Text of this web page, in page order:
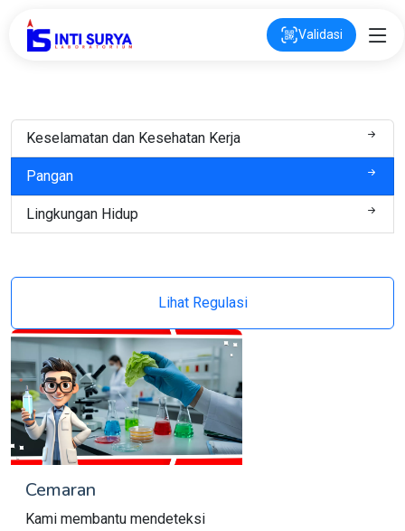
Validasi
Keselamatan dan Kesehatan Kerja
Pangan
Lingkungan Hidup
Lihat Regulasi
Cemaran
Kami membantu mendeteksi